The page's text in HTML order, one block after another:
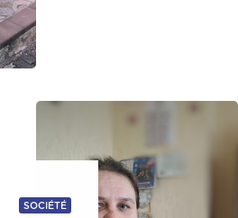
SOCIÉTÉ